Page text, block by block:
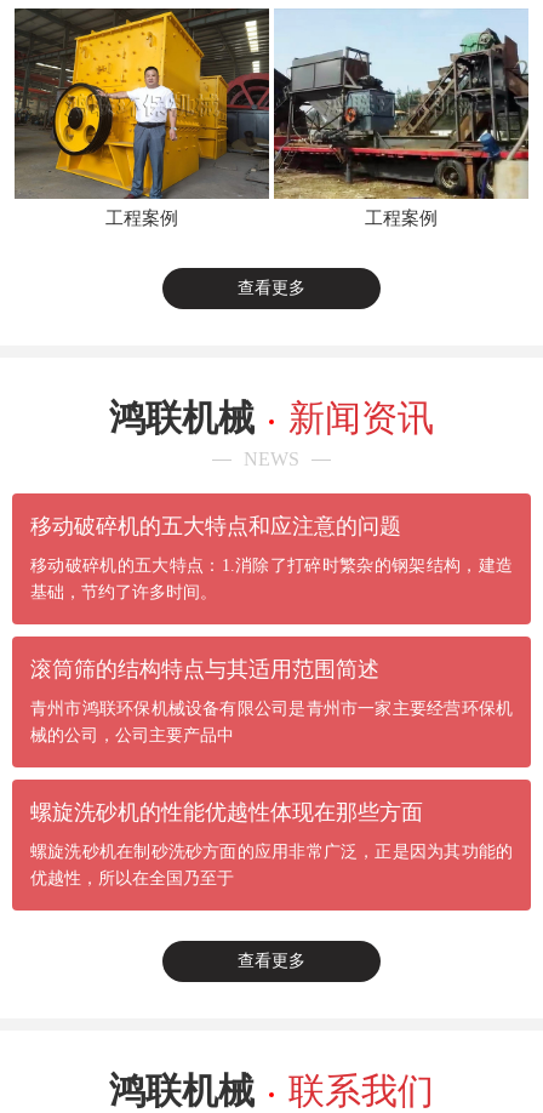
工程案例 工程案例
查看更多
鸿联机械 新闻资讯
NEWS
​移动破碎机的五大特点和应注意的问题
移动破碎机的五大特点：1.消除了打碎时繁杂的钢架结构，建造
基础，节约了许多时间。
滚筒筛的结构特点与其适用范围简述
青州市鸿联环保机械设备有限公司是青州市一家主要经营环保机
械的公司，公司主要产品中
螺旋洗砂机的性能优越性体现在那些方面
螺旋洗砂机在制砂洗砂方面的应用非常广泛，正是因为其功能的
优越性，所以在全国乃至于
查看更多
鸿联机械 联系我们